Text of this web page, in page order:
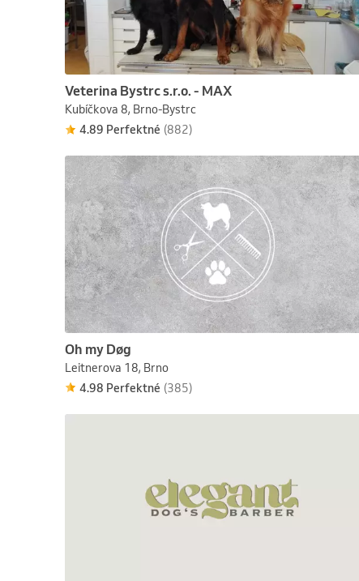
Veterina Bystrc s.r.o. - MAX
Kubíčkova 8, Brno-Bystrc
4.89 Perfektné (882)
Oh my Døg
Leitnerova 18, Brno
4.98 Perfektné (385)